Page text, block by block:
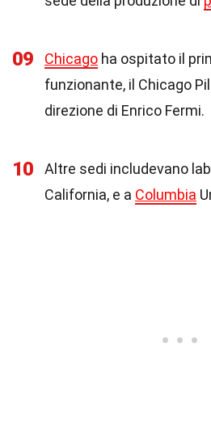
09 Chicago ha ospitato il
funzionante, il Chicago
direzione di Enrico Fermi.
10
Altre sedi includevano
California, e a Columbia